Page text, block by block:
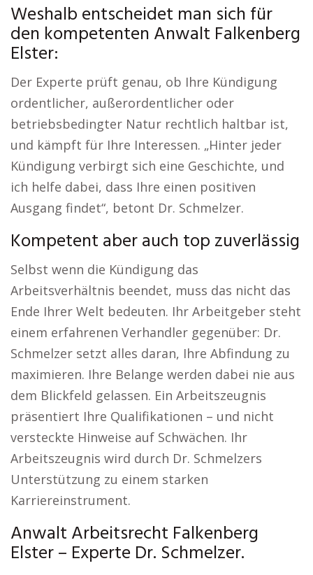
Weshalb entscheidet man sich für
den kompetenten Anwalt Falkenberg
Elster:
Der Experte prüft genau, ob Ihre Kündigung
ordentlicher, außerordentlicher oder
betriebsbedingter Natur rechtlich haltbar ist,
und kämpft für Ihre Interessen. „Hinter jeder
Kündigung verbirgt sich eine Geschichte, und
ich helfe dabei, dass Ihre einen positiven
Ausgang findet“, betont Dr. Schmelzer.
Kompetent aber auch top zuverlässig
Selbst wenn die Kündigung das
Arbeitsverhältnis beendet, muss das nicht das
Ende Ihrer Welt bedeuten. Ihr Arbeitgeber steht
einem erfahrenen Verhandler gegenüber: Dr.
Schmelzer setzt alles daran, Ihre Abfindung zu
maximieren. Ihre Belange werden dabei nie aus
dem Blickfeld gelassen. Ein Arbeitszeugnis
präsentiert Ihre Qualifikationen – und nicht
versteckte Hinweise auf Schwächen. Ihr
Arbeitszeugnis wird durch Dr. Schmelzers
Unterstützung zu einem starken
Karriereinstrument.
Anwalt Arbeitsrecht Falkenberg
Elster – Experte Dr. Schmelzer.